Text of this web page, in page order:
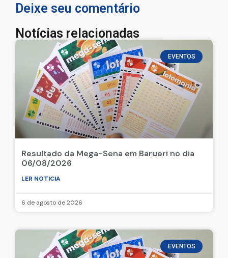
Deixe seu comentário
Notícias relacionadas
EVENTOS
Resultado da Mega-Sena em Barueri no dia
06/08/2026
LER NOTICIA
6 de agosto de 2026
EVENTOS